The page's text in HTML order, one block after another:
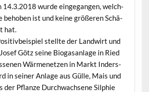
14.3.2018 wurde einge­gan­gen, welch­
ist und keine größeren Schä­
hat.
stellte der Land­wirt und
Götz seine Bio­gasan­lage in Ried
Wärmenet­zen in Markt Inder­s­
in sein­er Anlage aus Gülle, Mais und
der Pflanze Durchwach­sene Sil­phie